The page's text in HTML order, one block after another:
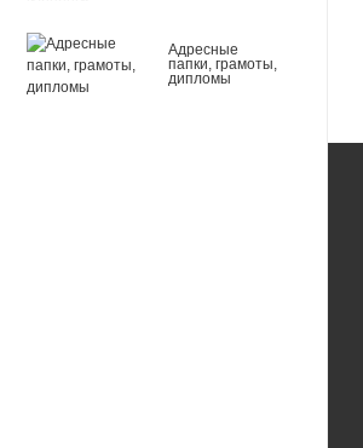
Адресные
папки, грамоты,
дипломы